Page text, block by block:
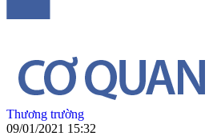
Thương trường
09/01/2021 15:32